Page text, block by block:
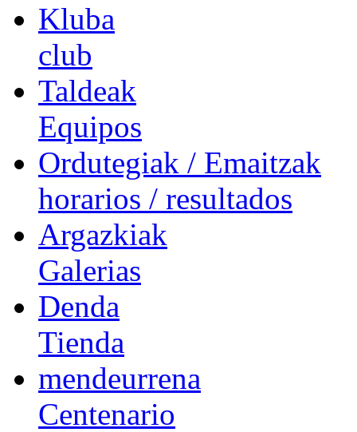
Kluba
club
Taldeak
Equipos
Ordutegiak / Emaitzak
horarios / resultados
Argazkiak
Galerias
Denda
Tienda
mendeurrena
Centenario